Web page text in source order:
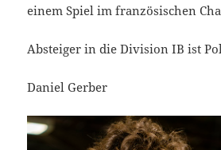
einem Spiel im französischen
Absteiger in die Division IB ist
Daniel Gerber